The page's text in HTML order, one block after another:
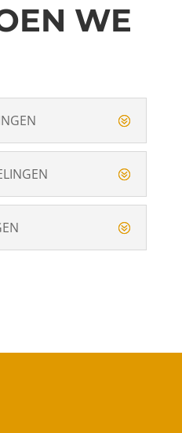
WE